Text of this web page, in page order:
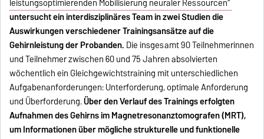
leistungsoptimierenden Mobilisierung neuraler Ressourcen“
untersucht ein interdisziplinäres Team in zwei Studien die
Auswirkungen verschiedener Trainingsansätze auf die
Gehirnleistung der Probanden. Die insgesamt 90 Teilnehmerinnen
und Teilnehmer zwischen 60 und 75 Jahren absolvierten
wöchentlich ein Gleichgewichtstraining mit unterschiedlichen
Aufgabenanforderungen: Unterforderung, optimale Anforderung
und Überforderung.Über den Verlauf des Trainings erfolgten
Aufnahmen des Gehirns im Magnetresonanztomografen (MRT),
um Informationen über mögliche strukturelle und funktionelle